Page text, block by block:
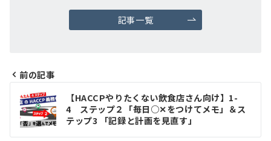
記事一覧
投
稿
ナ
前の記事
【HACCPやりたくない飲食店さん向け】1-
4 ステップ２「毎日○✕をつけてメモ」＆ス
テップ3 「記録と計画を見直す」